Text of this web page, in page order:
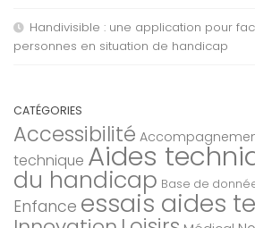
Handivisible : une application pour
personnes en situation de handicap
CATÉGORIES
Accessibilité
technique Aides
du handicap Base de
Enfance essais aides